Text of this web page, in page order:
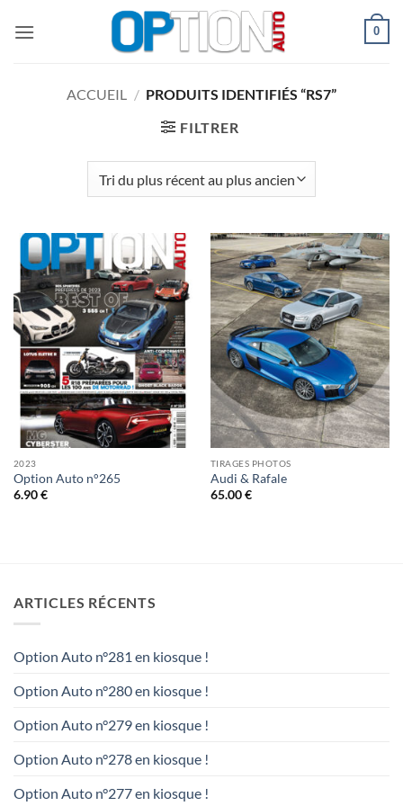
0
ACCUEIL / PRODUITS IDENTIFIÉS “RS7”
FILTRER
2023
Option Auto n°265
6.90€
TIRAGES PHOTOS
Audi & Rafale
65.00€
ARTICLES RÉCENTS
Option Auto n°281 en kiosque !
Option Auto n°280 en kiosque !
Option Auto n°279 en kiosque !
Option Auto n°278 en kiosque !
Option Auto n°277 en kiosque !